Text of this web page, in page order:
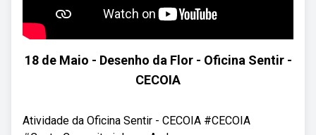
18 de Maio - Desenho da Flor - Oficina Sentir -
CECOIA
Atividade da Oficina Sentir - CECOIA #CECOIA